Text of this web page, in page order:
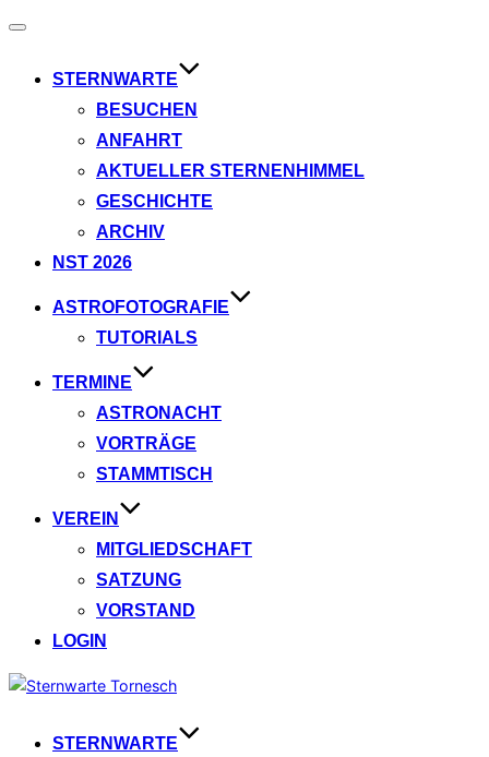
Navigation
STERNWARTE
BESUCHEN
ANFAHRT
AKTUELLER STERNENHIMMEL
GESCHICHTE
ARCHIV
NST 2026
ASTROFOTOGRAFIE
TUTORIALS
TERMINE
ASTRONACHT
VORTRÄGE
STAMMTISCH
VEREIN
MITGLIEDSCHAFT
SATZUNG
VORSTAND
LOGIN
Zum
springenSTERNWARTE